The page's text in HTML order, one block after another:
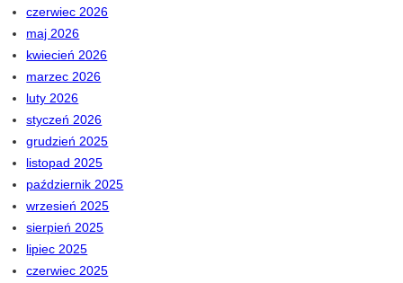
czerwiec 2026
maj 2026
kwiecień 2026
marzec 2026
luty 2026
styczeń 2026
grudzień 2025
listopad 2025
październik 2025
wrzesień 2025
sierpień 2025
lipiec 2025
czerwiec 2025